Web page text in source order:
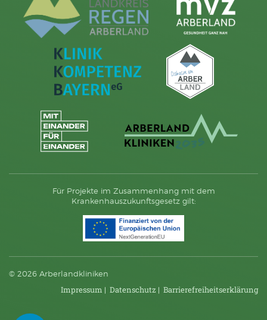
Für Projekte im Zusammenhang mit dem
Krankenhauszukunftsgesetz gilt:
© 2026 Arberlandkliniken
Impressum | Datenschutz | Barriere­frei­heits­erklärung